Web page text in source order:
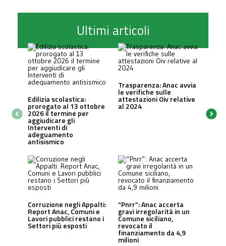
Ultimi articoli
Edilizia scolastica:
prorogato al 13 ottobre
2026 il termine per
aggiudicare gli
Interventi di
adeguamento
antisismico
Trasparenza: Anac avvia
le verifiche sulle
attestazioni Oiv relative
al 2024
Corruzione negli Appalti:
Report Anac, Comuni e
Lavori pubblici restano i
Settori più esposti
“Pnrr”: Anac accerta
gravi irregolarità in un
Comune siciliano,
revocato il
finanziamento da 4,9
milioni